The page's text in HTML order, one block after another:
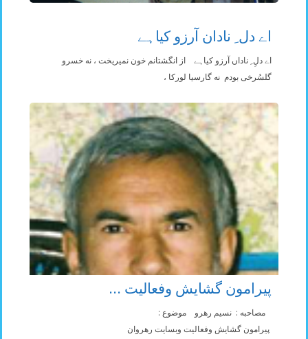
اے دل ِ نادان آرزو کیاہے
اے دلِ ِ ناداں آرزو کیاہے از انگشتانم خون نمیریخت ، نه خسرو
گلسُرخی بودم نه گارسیا لورکا ،
پیرامون گشایش وفعالیت ...
مصاحبه : نسیم رهرو موضوع :
پیرامون گشایش وفعالیت وبسایت رهروان